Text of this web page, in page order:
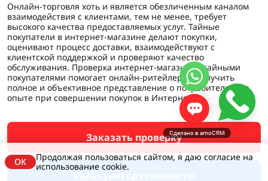
Онлайн-торговля хоть и является обезличенным каналом
взаимодействия с клиентами, тем не менее, требует
высокого качества предоставляемых услуг. Тайные
покупатели в интернет-магазине делают покупки,
оценивают процесс доставки, взаимодействуют с
клиентской поддержкой и проверяют качество
обслуживания. Проверка интернет-магазинов тайными
покупателями помогает онлайн-ритейлерам получить
полное и объективное представление о потребительском
опыте при совершении покупок в Интернете.
Заказать проверку
OK
Продолжая пользоваться сайтом, я даю согласие на
использование cookie.
Сделано в amoCRM